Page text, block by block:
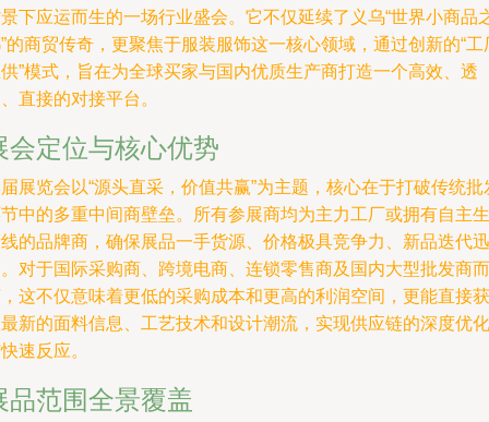
下应运而生的一场行业盛会。它不仅延续了义乌“世界小商品
的商贸传奇，更聚焦于服装服饰这一核心领域，通过创新的“工
”模式，旨在为全球买家与国内优质生产商打造一个高效、透
直接的对接平台。
会定位与核心优势
展览会以“源头直采，价值共赢”为主题，核心在于打破传统批
中的多重中间商壁垒。所有参展商均为主力工厂或拥有自主生
的品牌商，确保展品一手货源、价格极具竞争力、新品迭代迅
对于国际采购商、跨境电商、连锁零售商及国内大型批发商而
这不仅意味着更低的采购成本和更高的利润空间，更能直接获
新的面料信息、工艺技术和设计潮流，实现供应链的深度优化
速反应。
品范围全景覆盖